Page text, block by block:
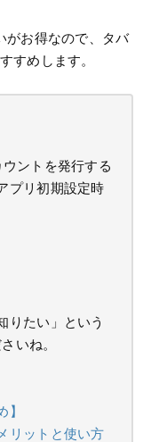
がお得なので、タバ
すめします。
ントを発行する
プリ初期設定時
りたい」という
いね。
リットと使い方